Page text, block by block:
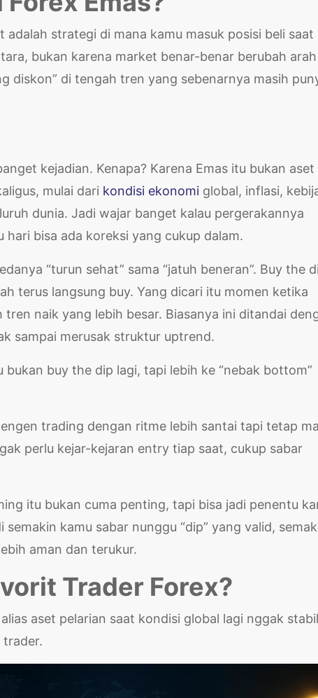
strategi di mana kamu masuk posisi beli saat
bukan karena market benar-benar berubah
diskon” di tengah tren yang sebenarnya masih
kejadian. Kenapa? Karena Emas itu bukan aset
mulai dari kondisi ekonomi global, inflasi,
dunia. Jadi wajar banget kalau pergerakannya
bisa ada koreksi yang cukup dalam.
“turun sehat” sama “jatuh beneran”. Buy the
terus langsung buy. Yang dicari itu momen ketika
naik yang lebih besar. Biasanya ini ditandai
sampai merusak struktur uptrend.
buy the dip lagi, tapi lebih ke “nebak bottom”
trading dengan ritme lebih santai tapi tetap
perlu kejar-kejaran entry tiap saat, cukup sabar
itu bukan cuma penting, tapi bisa jadi penentu
kamu sabar nunggu “dip” yang valid,
aman dan terukur.
Trader Forex?
aset pelarian saat kondisi global lagi nggak
trader.